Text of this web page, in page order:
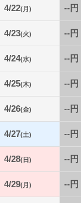
4/22(月) --円
4/23(火) --円
4/24(水) --円
4/25(木) --円
4/26(金) --円
4/27(土) --円
4/28(日) --円
4/29(月) --円